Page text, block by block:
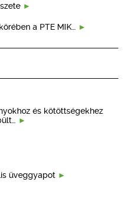
a PTE MIK…
és kötöttségekhez
üveggyapot